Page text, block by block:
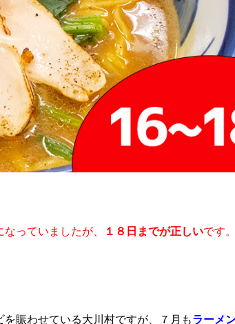
っていましたが、 １８日までが正しいです
賑わせている大川村ですが、７月もラーメ